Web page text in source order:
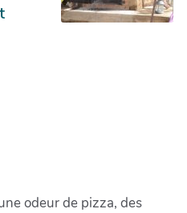
odeur de pizza, des